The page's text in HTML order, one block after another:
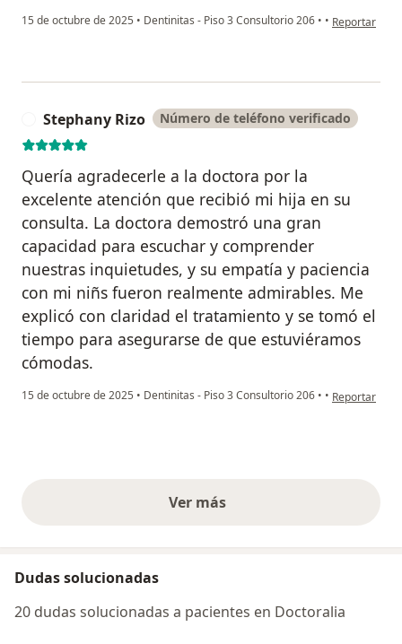
15 de octubre de 2025 • Dentinitas - Piso 3 Consultorio 206 • • en opinión
Reportar
Stephany Rizo Número de teléfono verificado
Quería agradecerle a la doctora por la
excelente atención que recibió mi hija en su
consulta. La doctora demostró una gran
capacidad para escuchar y comprender
nuestras inquietudes, y su empatía y paciencia
con mi niñs fueron realmente admirables. Me
explicó con claridad el tratamiento y se tomó el
tiempo para asegurarse de que estuviéramos
cómodas.
15 de octubre de 2025 • Dentinitas - Piso 3 Consultorio 206 • • en opinión
Reportar
Ver másopiniones anteriores
Dudas solucionadas
20 dudas solucionadas a pacientes en Doctoralia